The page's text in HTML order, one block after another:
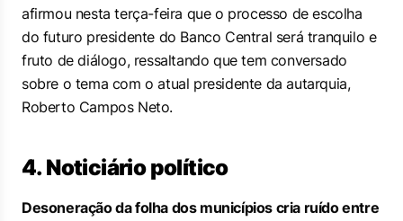
afirmou nesta terça-feira que o processo de escolha
do futuro presidente do Banco Central será tranquilo e
fruto de diálogo, ressaltando que tem conversado
sobre o tema com o atual presidente da autarquia,
Roberto Campos Neto.
4. Noticiário político
Desoneração da folha dos municípios cria ruído entre